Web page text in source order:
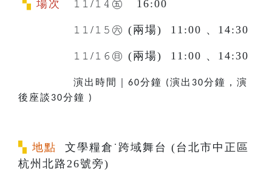
▚ 場次 𝟷𝟷/𝟷𝟺㊄ 16:00
𝟷𝟷/𝟷𝟻㊅ (兩場) 11:00 、14:30
𝟷𝟷/𝟷𝟼㊐ (兩場) 11:00 、14:30
演出時間｜ 60分鐘 (演出 30分鐘，演
後座談 30分鐘 )
▚ 地點 文學糧倉˙跨域舞台 (台北市中正區
杭州北路26號旁)